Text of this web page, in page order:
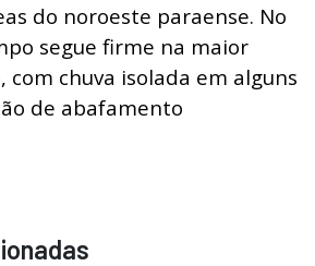
do noroeste paraense. No
segue firme na maior
com chuva isolada em alguns
de abafamento